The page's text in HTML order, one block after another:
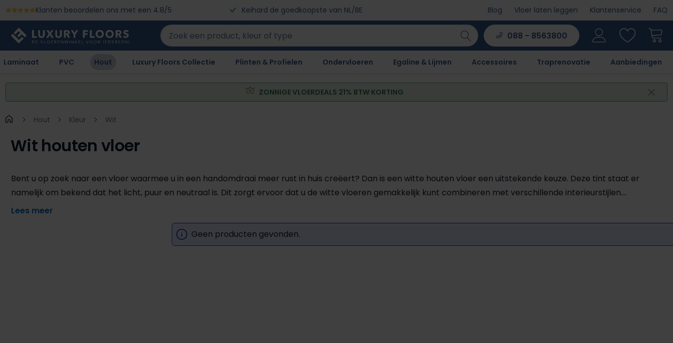
naar de hoofdinhoud
Ga naar de zoekopdracht
Ga naar de hoofdnavigatie
Klanten beoordelen ons met een 4.8/5 Keihard de goedkoopste van NL/BE Blog Vloer laten leggen Klantenservice FAQ
088 - 8563800
Laminaat PVC Hout Luxury Floors Collectie Plinten & Profielen Ondervloeren Egaline & Lijmen Accessoires Traprenovatie Aanbiedingen
ZONNIGE VLOERDEALS 21% BTW KORTING
Hout Kleur Wit
Wit houten vloer
Bent u op zoek naar een vloer waarmee u in een handomdraai meer rust in huis creëert? Dan is een witte houten vloer een uitstekende keuze. Deze tint staat er
namelijk om bekend dat het licht, puur en neutraal is. Dit zorgt ervoor dat u de witte vloeren gemakkelijk kunt combineren met verschillende interieurstijlen.
Daarnaast is deze vloer gemaakt van verschillende soorten Europese bomen wat ervoor zorgt dat iedere plank is voorzien van unieke houtnerven. Hierdoor is geen
enkele houten vloer hetzelfde. Bekijk snel het gehele aanbod aan witte houten vloeren bij Luxury Floors en kom binnenkort helemaal tot rust in uw woning!
Geen producten gevonden.